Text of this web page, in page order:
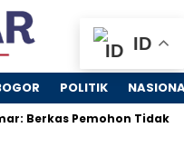
POLITIK
Berkas Pemohon Tidak
ID